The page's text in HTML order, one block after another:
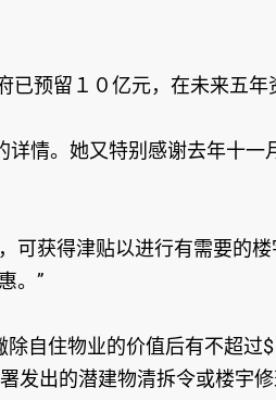
预留１０亿元，在未来五年
情。她又特别感谢去年十
获得津贴以进行有需要的
。”
自住物业的价值后有不超
发出的潜建物清拆令或楼宇